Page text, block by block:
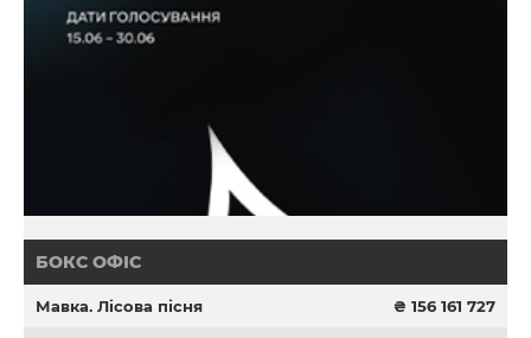
БОКС ОФІС
Мавка. Лісова пісня ₴ 156 161 727